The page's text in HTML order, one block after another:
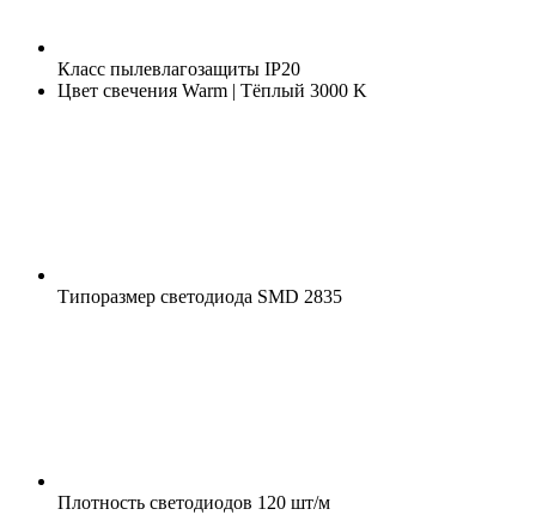
Класс пылевлагозащиты IP20
Цвет свечения Warm | Тёплый 3000 K
Типоразмер светодиода SMD 2835
Плотность светодиодов 120 шт/м